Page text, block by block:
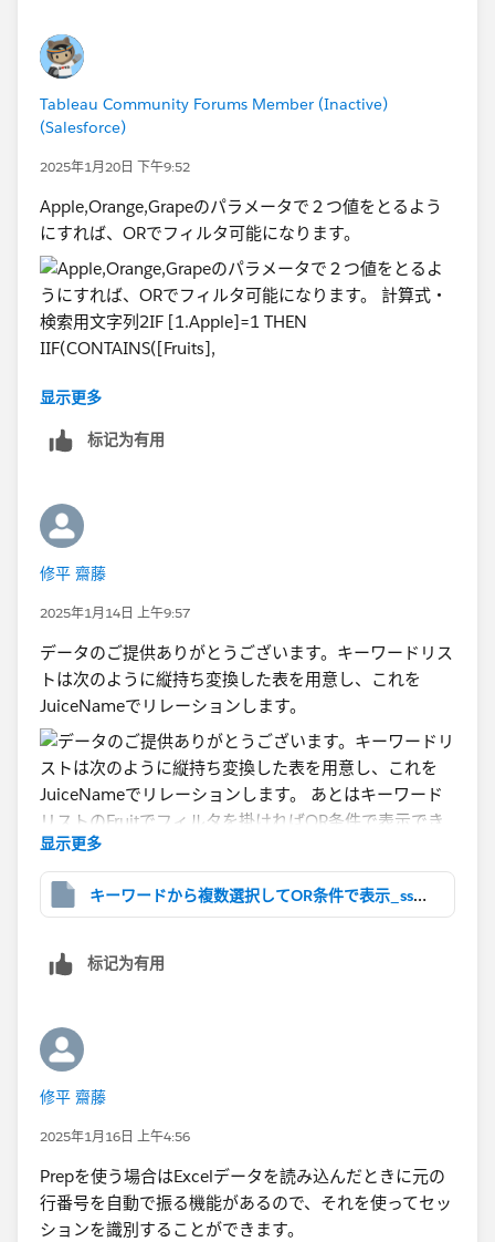
データ更新には極力人間の手を動かさない想定でおりま
す。
可能であればTableau Prepでできる方法（計算フィール
ド等）だとありがたいと思っています。
Tableau Prepでなくても、標準的なTableauの機能範囲
で可能な自動化方法があればご教示いただけると幸いで
限あり）でシートを複数に分けており、
インプット時はファイル名でユニオンしています。
①基礎的な質問で恐縮なのですが、上記の場合、
Source Row Numberは生成できないでしょうか？
た。これが使えない場合、他の対応策がいただけると大
ーバにパブリッシュして公開しています。
元のエクセルデータは週一で更新され、現状はTableau
Server上のデータソースとしてPrepからパブリッシュし
ているのですが、
リレーションではなく、Prep上で結合することでも代替
更新されたデータをTableau Desktopで都度読み込んで
からデータソースを手動でパブリッシュするのは業務的
に厳しいと感じたためです。
③分割の計算式はフィールド内にあるURLの個数分必
要という理解で合っていますでしょうか？
実際のデータはUserがそのセッションで訪問したURLが
すべて表示されます。もし上記理解で合っている場合、
分割の式を想定される数分用意する案は厳しいかもしれ
ません。。
FYI
このQualifiedというツールはReverse IPでウェブサイト
フィックデータが拾えるのでウェブページごとの訪問企
業や業種を把握するためにこのデータを活用していま
使用している他のツールでもReverseIPのデータはある
のですが、データ構造的にはこのQualifiedのレポート
から出力できるデータが使いやすかったためこちらにし
ています。
Tableau Community Forums Member (Inactive)
(Salesforce)
2025年1月20日 下午9:52
Apple,Orange,Grapeのパラメータで２つ値をとるよう
にすれば、ORでフィルタ可能になります。
計算式
IF [1.Apple]=1 THEN
IIF(CONTAINS([Fruits],"Apple"),"1.Apple","")
ELSE ""
END
+
IF [2.Orange]=1 THEN
IIF(CONTAINS([Fruits],"Orange"),"2.Orange","")
ELSE ""
+
IF [3.Grape]=1 THEN
IIF(CONTAINS([Fruits],"Grape"),"3.Grape","")
ELSE ""
END
・一致あり
显示更多
标记为有用
修平 齋藤
2025年1月14日 上午9:57
データのご提供ありがとうございます。キーワードリス
トは次のように縦持ち変換した表を用意し、これを
JuiceNameでリレーションします。
あとはキーワードリストのFruitでフィルタを掛ければ
ってはフィルタではなくセットを利用したほうがよいこ
ともあります。
显示更多
キーワードから複数選択してOR条件で表示_ss1.twbx
标记为有用
修平 齋藤
2025年1月16日 上午4:56
Prepを使う場合はExcelデータを読み込んだときに元の
行番号を自動で振る機能があるので、それを使ってセッ
ションを識別することができます。